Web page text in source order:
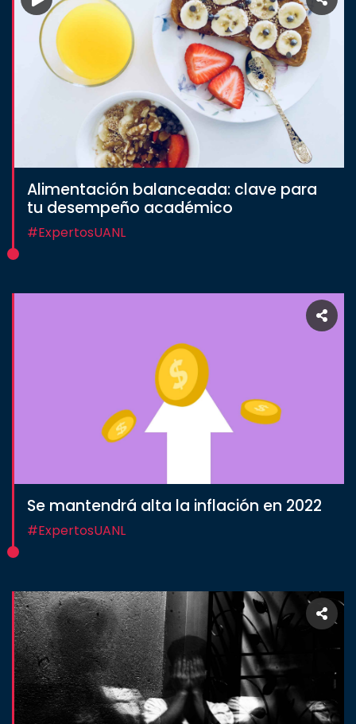
Alimentación balanceada: clave para
tu desempeño académico
#ExpertosUANL
Se mantendrá alta la inflación en 2022
#ExpertosUANL